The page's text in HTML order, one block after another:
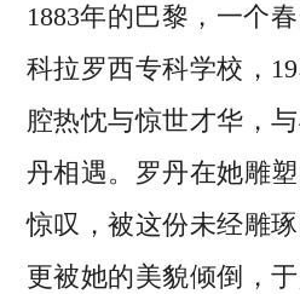
1883年的巴黎，一个
科拉罗西专科学校，
腔热忱与惊世才华，
丹相遇。罗丹在她雕
惊叹，被这份未经雕
更被她的美貌倾倒，